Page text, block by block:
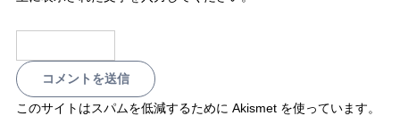
このサイトはスパムを低減するために Akismet を使っています。